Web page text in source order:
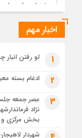
جشنواره ملی
1 ماه قبل
1 ماه قبل
رئوف
تصاویر هوایی
مراسم تشییع
اخبار مهم
1 لو رفتن انبار
2 ادغام بسته
3
عصر جمعه
نژاد
بخش مرکزی و
شهردار